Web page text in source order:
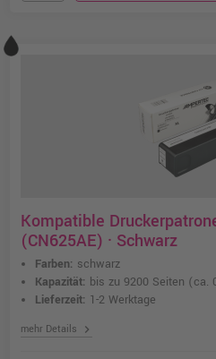
Kompatible
(CN625AE) · Schwarz
Farben: schwarz
Kapazität: bis zu 9200 Seiten (ca.
Lieferzeit: 1-2 Werktage
mehr Details chevron_right